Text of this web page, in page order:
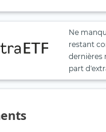
Ne
restant
dernières
part